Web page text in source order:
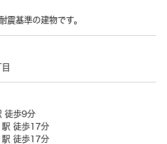
震基準の建物です。
徒歩9分
駅 徒歩17分
駅 徒歩17分